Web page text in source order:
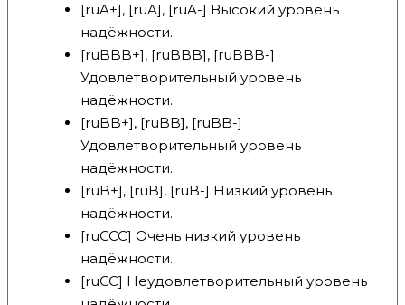
[ruA+], [ruA], [ruA-] Высокий уровень
надёжности.
[ruBBB+], [ruBBB], [ruBBB-]
Удовлетворительный уровень
надёжности.
[ruBB+], [ruBB], [ruBB-]
Удовлетворительный уровень
надёжности.
[ruB+], [ruB], [ruB-] Низкий уровень
надёжности.
[ruCCC] Очень низкий уровень
надёжности.
[ruCC] Неудовлетворительный уровень